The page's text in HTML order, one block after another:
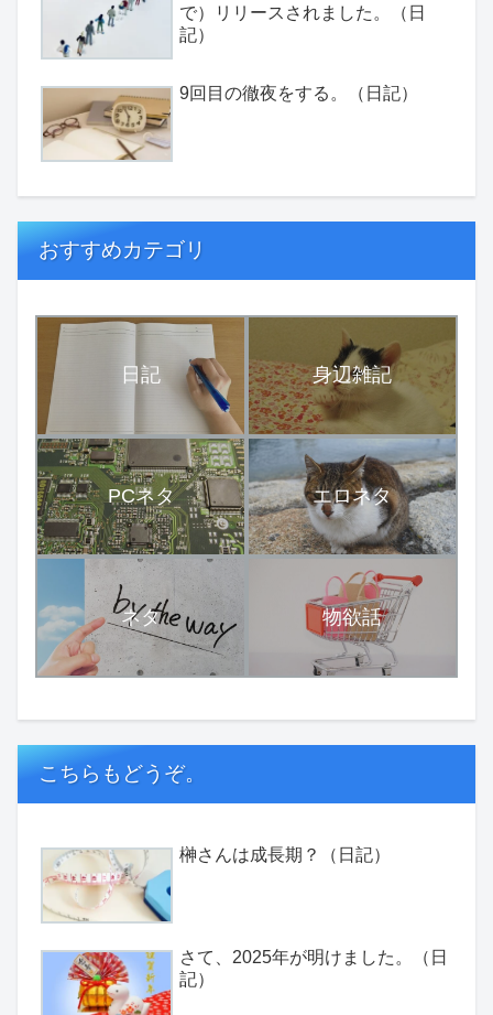
で）リリースされました。（日
記）
9回目の徹夜をする。（日記）
おすすめカテゴリ
日記 身辺雑記
PCネタ エロネタ
ネタ 物欲話
こちらもどうぞ。
榊さんは成長期？（日記）
さて、2025年が明けました。（日
記）